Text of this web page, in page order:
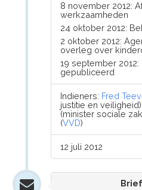
8 november 2012:
werkzaamheden
24 oktober 2012:
2 oktober 2012:
overleg over
19 september
gepubliceerd
Indieners: Fred
justitie en
(minister sociale
(VVD)
12 juli 2012